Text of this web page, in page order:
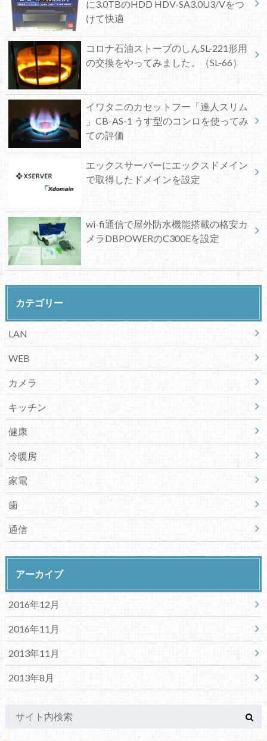
に3.0TBのHDD HDV-SA3.0U3/Vをつ
けて快適
コロナ石油ストーブのしんSL-221形用
の交換をやってみました。（SL-66）
イワタニのカセットフー「達人スリム
」CB-AS-1 うす型のコンロを使ってみ
ての評価
エックスサーバーにエックスドメイン
で取得したドメインを設定
wi-fi通信で屋外防水機能搭載の格安カ
メラDBPOWERのC300Eを設定
カテゴリー
LAN
WEB
カメラ
キッチン
健康
冷暖房
家電
歯
通信
アーカイブ
2016年12月
2016年11月
2013年11月
2013年8月